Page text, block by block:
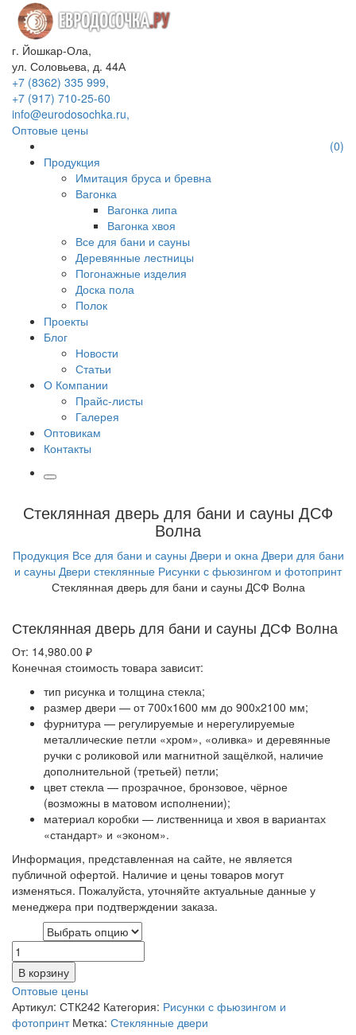
г. Йошкар-Ола,
ул. Соловьева, д. 44А
+7 (8362) 335 999,
+7 (917) 710-25-60
info@eurodosochka.ru,
Оптовые цены
Продукция
Имитация бруса и бревна
Вагонка
Вагонка липа
Вагонка хвоя
Все для бани и сауны
Деревянные лестницы
Погонажные изделия
Доска пола
Полок
Проекты
Блог
Новости
Статьи
О Компании
Прайс-листы
Галерея
Оптовикам
Контакты
(0)
Стеклянная дверь для бани и сауны ДСФ
Волна
Продукция Все для бани и сауны Двери и окна Двери для бани
и сауны Двери стеклянные Рисунки с фьюзингом и фотопринт
Стеклянная дверь для бани и сауны ДСФ Волна
Стеклянная дверь для бани и сауны ДСФ Волна
От: 14,980.00 ₽
Конечная стоимость товара зависит:
тип рисунка и толщина стекла;
размер двери — от 700х1600 мм до 900х2100 мм;
фурнитура — регулируемые и нерегулируемые
металлические петли «хром», «оливка» и деревянные
ручки с роликовой или магнитной защёлкой, наличие
дополнительной (третьей) петли;
цвет стекла — прозрачное, бронзовое, чёрное
(возможны в матовом исполнении);
материал коробки — лиственница и хвоя в вариантах
«стандарт» и «эконом».
Информация, представленная на сайте, не является
публичной офертой. Наличие и цены товаров могут
изменяться. Пожалуйста, уточняйте актуальные данные у
менеджера при подтверждении заказа.
В корзину
Оптовые цены
Артикул: СТК242 Категория: Рисунки с фьюзингом и
фотопринт Метка: Стеклянные двери